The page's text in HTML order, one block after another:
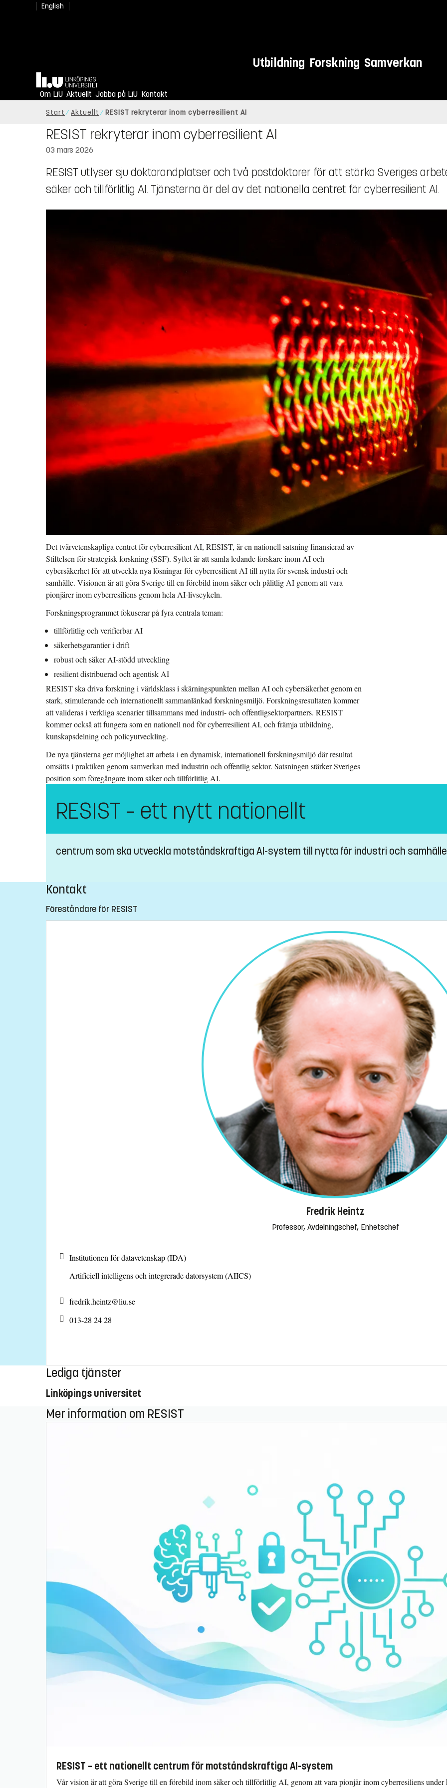
English
Utbildning Forskning Samverkan
Hem
Om LiU Aktuellt Jobba på LiU Kontakt
Start Aktuellt RESIST rekryterar inom cyberresilient AI
RESIST rekryterar inom cyberresilient AI
03 mars 2026
RESIST utlyser sju doktorandplatser och två postdoktorer för att stärka Sveriges
säker och tillförlitlig AI. Tjänsterna är del av det nationella centret för cyberresilient AI.
Det tvärvetenskapliga centret för cyberresilient AI, RESIST, är en nationell satsning finansierad av
Stiftelsen för strategisk forskning (SSF). Syftet är att samla ledande forskare inom AI och
cybersäkerhet för att utveckla nya lösningar för cyberresilient AI till nytta för svensk industri och
samhälle. Visionen är att göra Sverige till en förebild inom säker och pålitlig AI genom att vara
pionjärer inom cyberresiliens genom hela AI‑livscykeln.
Forskningsprogrammet fokuserar på fyra centrala teman:
tillförlitlig och verifierbar AI
säkerhetsgarantier i drift
robust och säker AI-stödd utveckling
resilient distribuerad och agentisk AI
RESIST ska driva forskning i världsklass i skärningspunkten mellan AI och cybersäkerhet genom en
stark, stimulerande och internationellt sammanlänkad forskningsmiljö. Forskningsresultaten kommer
att valideras i verkliga scenarier tillsammans med industri- och offentligsektorpartners. RESIST
kommer också att fungera som en nationell nod för cyberresilient AI, och främja utbildning,
kunskapsdelning och policyutveckling.
De nya tjänsterna ger möjlighet att arbeta i en dynamisk, internationell forskningsmiljö där resultat
omsätts i praktiken genom samverkan med industrin och offentlig sektor. Satsningen stärker Sveriges
position som föregångare inom säker och tillförlitlig AI.
RESIST – ett nytt nationellt
centrum som ska utveckla motståndskraftiga AI-system till nytta för industri och
Kontakt
Föreståndare för RESIST
Fredrik Heintz
Professor, Avdelningschef, Enhetschef
Institutionen för datavetenskap (IDA)
Artificiell intelligens och integrerade datorsystem (AIICS)
fredrik.heintz@liu.se
013-28 24 28
Lediga tjänster
Linköpings universitet
Mer information om RESIST
RESIST – ett nationellt centrum för motståndskraftiga AI-system
Vår vision är att göra Sverige till en förebild inom säker och tillförlitlig AI, genom att vara pionjär inom cyberresiliens